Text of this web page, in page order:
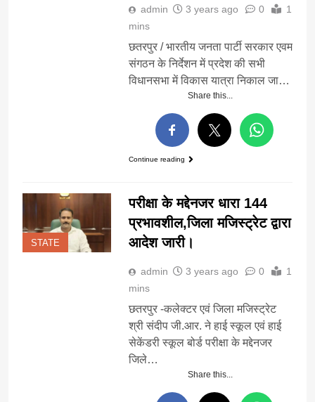
admin 3 years ago 0
1
mins
छतरपुर / भारतीय जनता पार्टी सरकार एवम
संगठन के निर्देशन में प्रदेश की सभी
विधानसभा में विकास यात्रा निकाल जा…
Share this...
Continue reading
STATE
परीक्षा के मद्देनजर धारा 144
प्रभावशील,जिला मजिस्ट्रेट द्वारा
आदेश जारी।
admin 3 years ago 0
1
mins
छतरपुर -कलेक्टर एवं जिला मजिस्ट्रेट
श्री संदीप जी.आर. ने हाई स्कूल एवं हाई
सेकेंडरी स्कूल बोर्ड परीक्षा के मद्देनजर
जिले…
Share this...